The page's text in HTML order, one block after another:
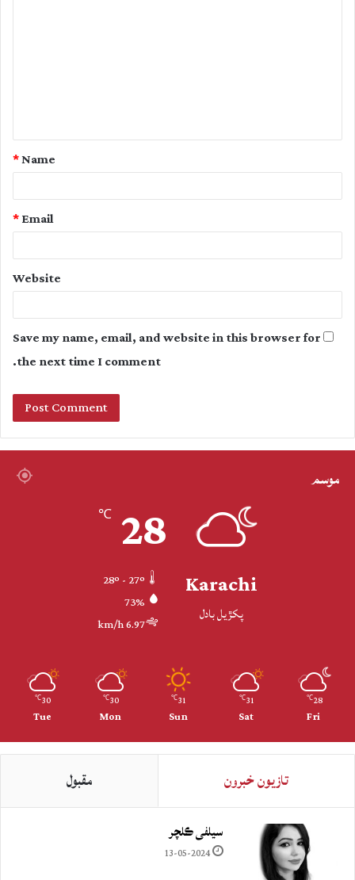
t
Name
*
Email
*
Website
Save my name, email, and website in this browser for
the next time I comment.
موسم
Karachi
پکڙيل بادل
28
℃
73%
6.97 km/h
28
℃
Fri
31
℃
Sat
31
℃
Sun
30
℃
Mon
30
℃
Tue
تازيون خبرون مقبول
سيلفي ڪلچر
13-05-2024